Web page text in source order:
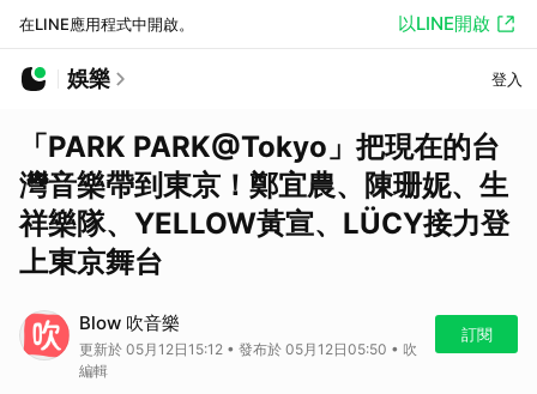
在LINE應用程式中開啟。 以LINE開啟
娛樂 登入
「PARK PARK@Tokyo」把現在的台
灣音樂帶到東京！鄭宜農、陳珊妮、生
祥樂隊、YELLOW黃宣、LÜCY接力登
上東京舞台
Blow 吹音樂
更新於 05月12日15:12 • 發布於 05月12日05:50 • 吹
編輯
訂閱